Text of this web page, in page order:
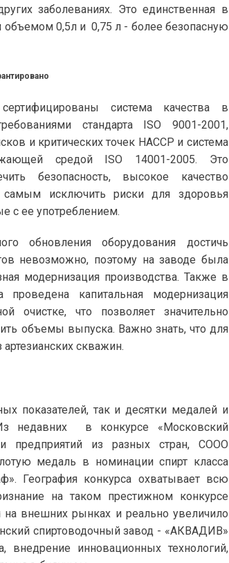
заболеваниях. Это единственная в
0,5л и 0,75 л - более безопасную
система качества в
стандарта ISO 9001-2001,
и критических точек HACCP и система
средой ISO 14001-2005. Это
безопасность, высокое качество
исключить риски для здоровья
с ее употреблением.
обновления оборудования достичь
невозможно, поэтому на заводе была
модернизация производства. Также в
капитальная модернизация
очистке, что позволяет значительно
объемы выпуска. Важно знать, что для
скважин.
показателей, так и десятки медалей и
недавних в конкурсе «Московский
предприятий из разных стран, СООО
медаль в номинации спирт класса
География конкурса охватывает всю
на таком престижном конкурсе
внешних рынках и реально увеличило
спиртоводочный завод - «АКВАДИВ»
инновационных технологий,